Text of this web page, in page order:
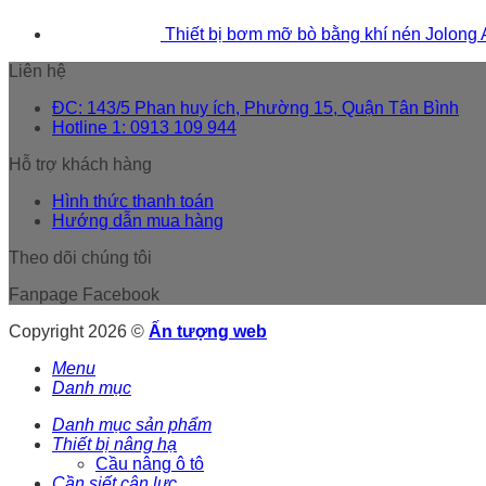
Thiết bị bơm mỡ bò bằng khí nén Jolong
Liên hệ
ĐC: 143/5 Phan huy ích, Phường 15, Quận Tân Bình
Hotline 1: 0913 109 944
Hỗ trợ khách hàng
Hình thức thanh toán
Hướng dẫn mua hàng
Theo dõi chúng tôi
Fanpage Facebook
Copyright 2026 © Ấn tượng web
Menu
Danh mục
Danh mục sản phẩm
Thiết bị nâng hạ
Cầu nâng ô tô